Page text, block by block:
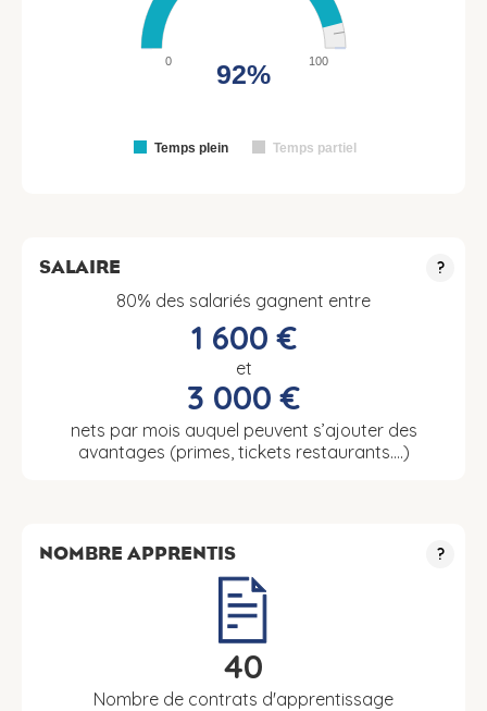
Temps plein Temps partiel
0 100
92%
SALAIRE ?
80% des salariés gagnent entre
1 600 €
et
3 000 €
nets par mois auquel peuvent s’ajouter des
avantages (primes, tickets restaurants….)
NOMBRE APPRENTIS ?
40
Nombre de contrats d'apprentissage